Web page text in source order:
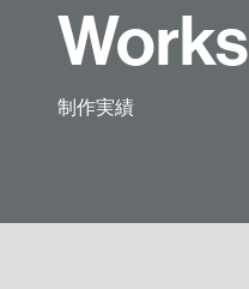
Works
制作実績